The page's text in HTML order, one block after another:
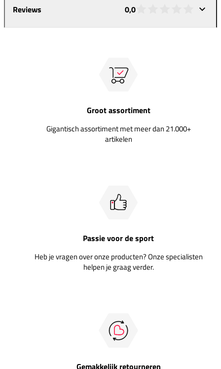
Reviews 0,0
Groot assortiment
Gigantisch assortiment met meer dan 21.000+
artikelen
Passie voor de sport
Heb je vragen over onze producten? Onze specialisten
helpen je graag verder.
Gemakkelijk retourneren